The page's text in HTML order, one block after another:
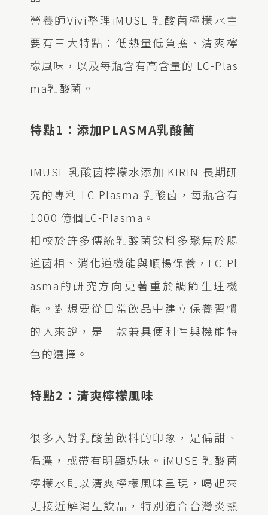
營養師Vivi整理iMUSE 乳酸菌檸檬水主
要有三大特點：低熱量低負擔、清爽檸
檬風味，以及每瓶含有高含量的 LC-Plas
ma乳酸菌。
特點1：添加PLASMA乳酸菌
iMUSE 乳酸菌檸檬水添加 KIRIN 長期研
究的專利 LC Plasma 乳酸菌，每瓶含有
1000 億個LC-Plasma。
相較於許多傳統乳酸菌飲料多聚焦於腸
道菌相、消化道機能與順暢保養，LC-Pl
asma的研究方向更著重於調節生理機
能。對想要從日常飲品中建立保養習慣
的人來說，是一款兼具便利性與機能特
色的選擇。
特點2：清爽檸檬風味
很多人對乳酸菌飲料的印象，是偏甜、
偏濃，或帶有明顯奶味。iMUSE 乳酸菌
檸檬水則以清爽檸檬風味呈現，喝起來
更接近解渴型飲品，特別適合台灣炎熱